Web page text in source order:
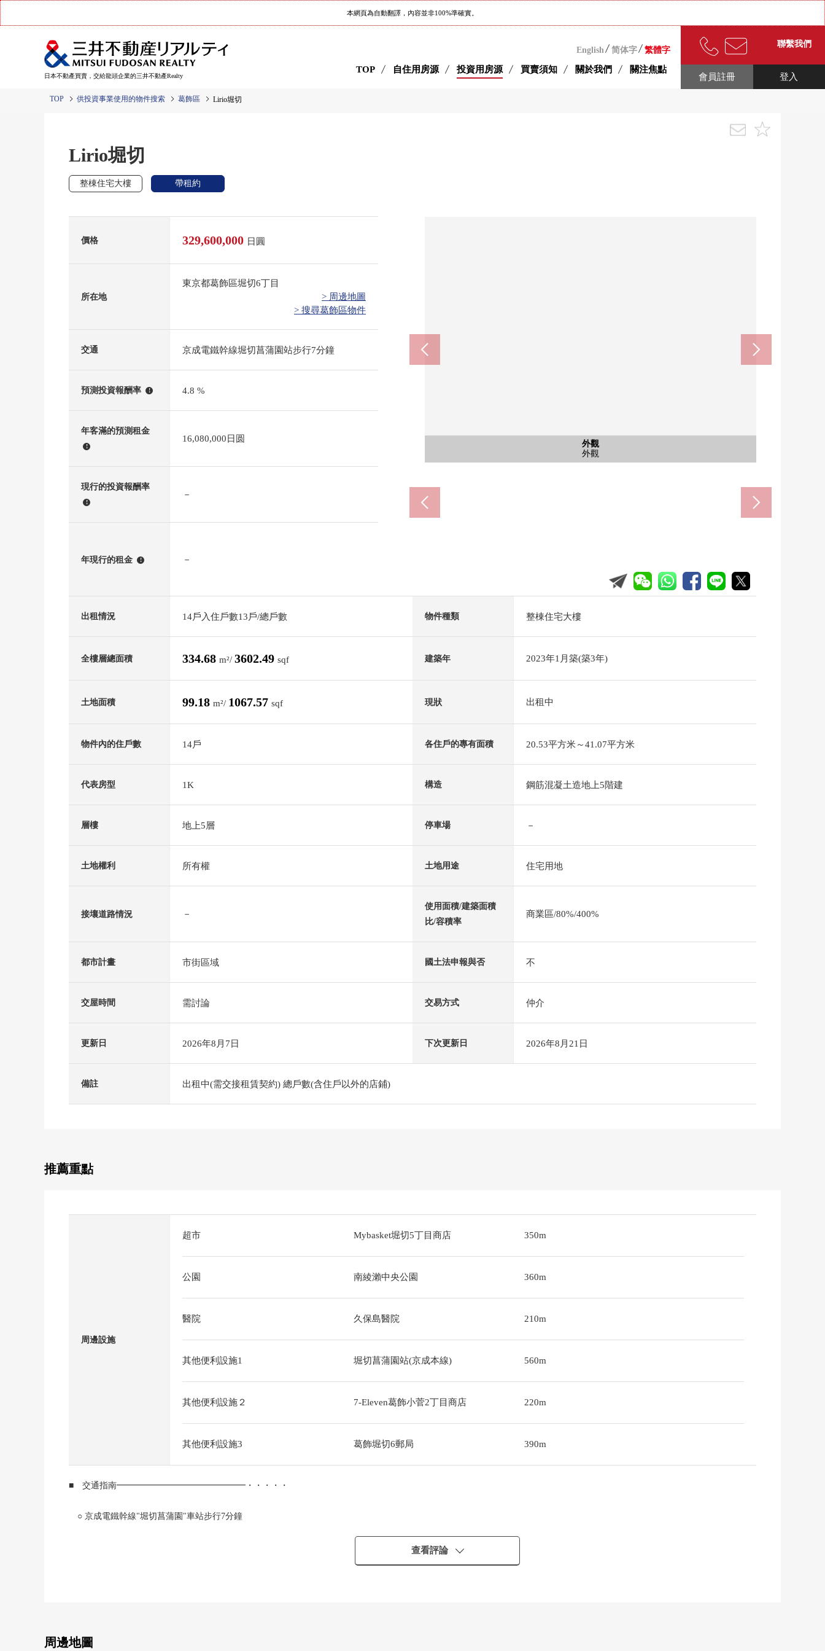
本網頁為自動翻譯，內容並非100%準確實。
日本不動產買賣，交給龍頭企業的三井不動產Realty
English 简体字 繁體字
TOP 自住用房源 投資用房源 買賣須知 關於我們 關注焦點
聯繫我們
登入
會員註冊
TOP 供投資事業使用的物件搜索 葛飾區 Lirio堀切
Lirio堀切
整棟住宅大樓 帶租約
外觀
外觀
外觀
外觀
外觀
外觀
外觀
外觀
外觀
外觀
外觀
外觀
含有前面道路的外觀
房屋前面道路
其他
名牌
堀切菖蒲園站(京成本線)(約560m)
步行7分鐘。
價格 329,600,000 日圓
所在地
東京都葛飾區堀切6丁目
> 周邊地圖
> 搜尋葛飾區物件
交通 京成電鐵幹線堀切菖蒲園站步行7分鐘
預測投資報酬率 ! 4.8 %
年客滿的預測租金
!
16,080,000日圆
現行的投資報酬率
!
－
年現行的租金 ! －
出租情況 14戶入住戶數13戶/總戶數 物件種類 整棟住宅大樓
全樓層總面積 334.68 m²/ 3602.49 sqf 建築年 2023年1月築(築3年)
土地面積 99.18 m²/ 1067.57 sqf 現狀 出租中
物件內的住戶數 14戶 各住戶的專有面積 20.53平方米～41.07平方米
代表房型 1K 構造 鋼筋混凝土造地上5階建
層樓 地上5層 停車場 －
土地權利 所有權 土地用途 住宅用地
接壤道路情況 －
使用面積/建築面積
比/容積率
商業區/80%/400%
都市計畫 市街區域 國土法申報與否 不
交屋時間 需討論 交易方式 仲介
更新日 2026年8月7日 下次更新日 2026年8月21日
備註 出租中(需交接租賃契約) 總戶數(含住戶以外的店鋪)
推薦重點
周邊設施
超市 Mybasket堀切5丁目商店 350m
公園 南綾瀨中央公園 360m
醫院 久保島醫院 210m
其他便利設施1 堀切菖蒲園站(京成本線) 560m
其他便利設施２ 7-Eleven葛飾小菅2丁目商店 220m
其他便利設施3 葛飾堀切6郵局 390m
■ 交通指南━━━━━━━━━━━━━━━・・・・・
○ 京成電鐵幹線"堀切菖蒲園"車站步行7分鐘
0 2023年1月築
查看評論
周邊地圖